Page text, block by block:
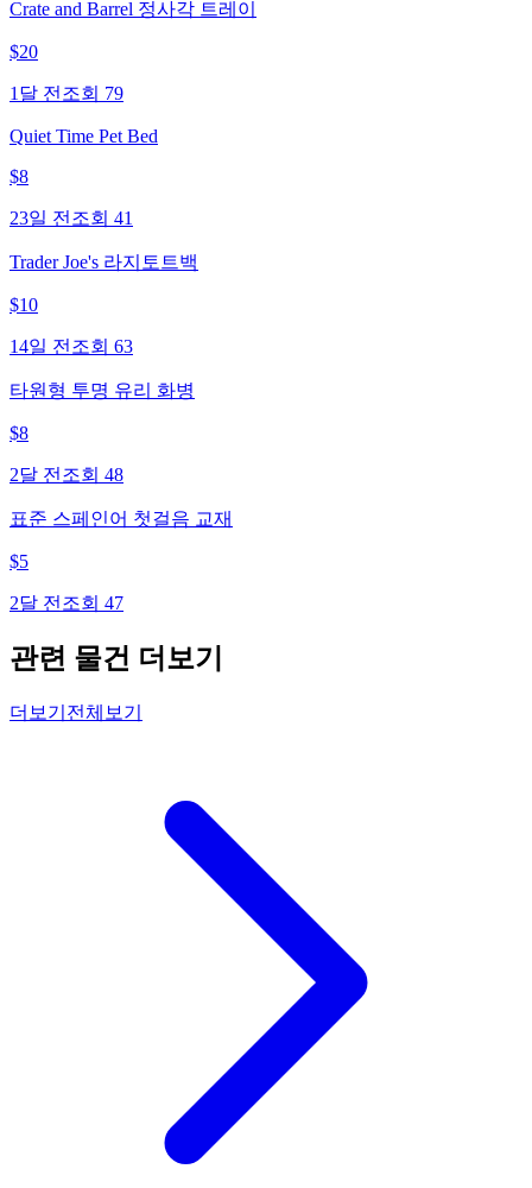
Crate and Barrel 정사각 트레이
$20
1달 전 조회 79
Quiet Time Pet Bed
$8
23일 전 조회 41
Trader Joe's 라지토트백
$10
14일 전 조회 63
타원형 투명 유리 화병
$8
2달 전 조회 48
표준 스페인어 첫걸음 교재
$5
2달 전 조회 47
관련 물건 더보기
더보기 전체보기